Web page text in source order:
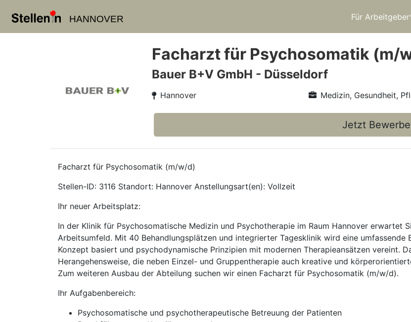
HANNOVER Für
Facharzt für Psychosomatik (m/
Bauer B+V GmbH - Düsseldorf
Hannover Medizin, Gesundheit,
Jetzt
Facharzt für Psychosomatik (m/w/d)
Stellen-ID: 3116 Standort: Hannover Anstellungsart(en): Vollzeit
Ihr neuer Arbeitsplatz:
In der Klinik für Psychosomatische Medizin und Psychotherapie im Raum Hannover erwartet
Arbeitsumfeld. Mit 40 Behandlungsplätzen und integrierter Tagesklinik wird eine
Konzept basiert und psychodynamische Prinzipien mit modernen Therapieansätzen vereint.
Herangehensweise, die neben Einzel- und Gruppentherapie auch kreative und
Zum weiteren Ausbau der Abteilung suchen wir einen Facharzt für Psychosomatik (m/w/d).
Ihr Aufgabenbereich:
Psychosomatische und psychotherapeutische Betreuung der Patienten